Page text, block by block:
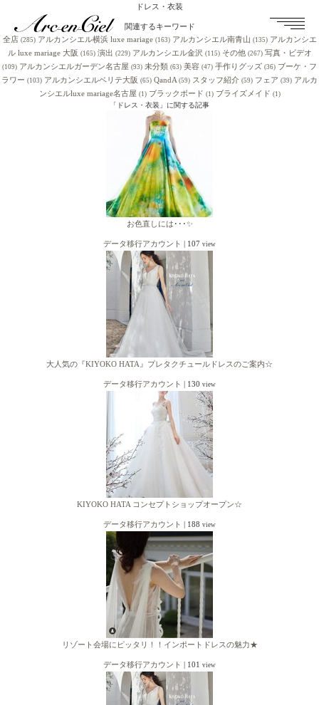
ドレス・衣装
関連するキーワード
全店 (285) アルカンシエル横浜 luxe mariage (163) アルカンシエル南青山 (135) アルカンシエ
ル luxe mariage 大阪 (165) 演出 (229) アルカンシエル金沢 (115) その他 (267) 写真・ビデオ
(109) アルカンシエルガーデン名古屋 (93) 未分類 (63) 美容 (47) 手作りグッズ (36) ブーケ・フ
ラワー (103) アルカンシエルベリテ大阪 (65) QandA (59) スタッフ紹介 (59) フェア (39) アルカ
ンシエルluxe mariage名古屋 (1) ブラックボード (1) ブライズメイド (1)
「ドレス・衣装」に関する記事
お色直しには･･･✨
データ移行アカウント | 107 view
大人気の『KIYOKO HATA』プレタクチュールドレスのご案内☆
データ移行アカウント | 130 view
KIYOKO HATA コンセプトショップオープン☆
データ移行アカウント | 188 view
リゾート会場にピッタリ！！インポートドレスの魅力★
データ移行アカウント | 101 view